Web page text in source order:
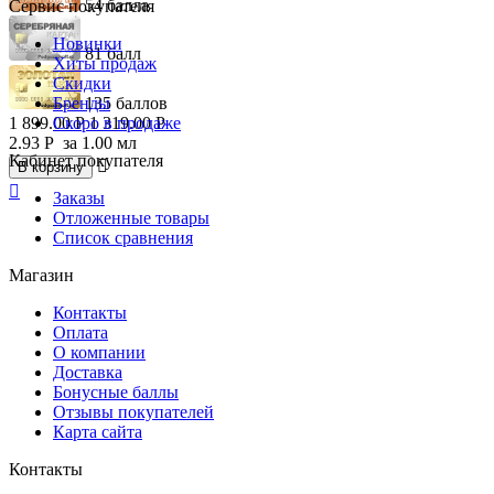
54 балла
81 балл
135 баллов
1 899.00 Р 1 319.00 Р
2.93 Р за 1.00 мл
В корзину


Сервис покупателя
Новинки
Хиты продаж
Скидки
Бренды
Скоро в продаже
Кабинет покупателя
Заказы
Отложенные товары
Список сравнения
Магазин
Контакты
Оплата
О компании
Доставка
Бонусные баллы
Отзывы покупателей
Карта сайта
Контакты